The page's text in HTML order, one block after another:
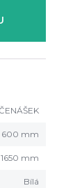
600 mm
mm
Bílá